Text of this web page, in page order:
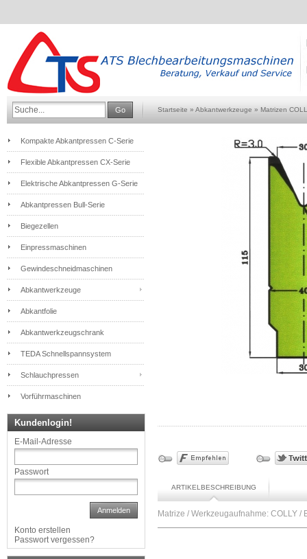
Go Startseite » Abkantwerkzeuge » Matrizen
ARTIKELBESCHREIBUNG
Matrize / Werkzeugaufnahme: COLLY
Kompakte Abkantpressen C-Serie
Flexible Abkantpressen CX-Serie
Elektrische Abkantpressen G-Serie
Abkantpressen Bull-Serie
Biegezellen
Einpressmaschinen
Gewindeschneidmaschinen
Abkantwerkzeuge
Abkantfolie
Abkantwerkzeugschrank
TEDA Schnellspannsystem
Schlauchpressen
Vorführmaschinen
Kundenlogin!
E-Mail-Adresse
Passwort
Anmelden
Konto erstellen
Passwort vergessen?